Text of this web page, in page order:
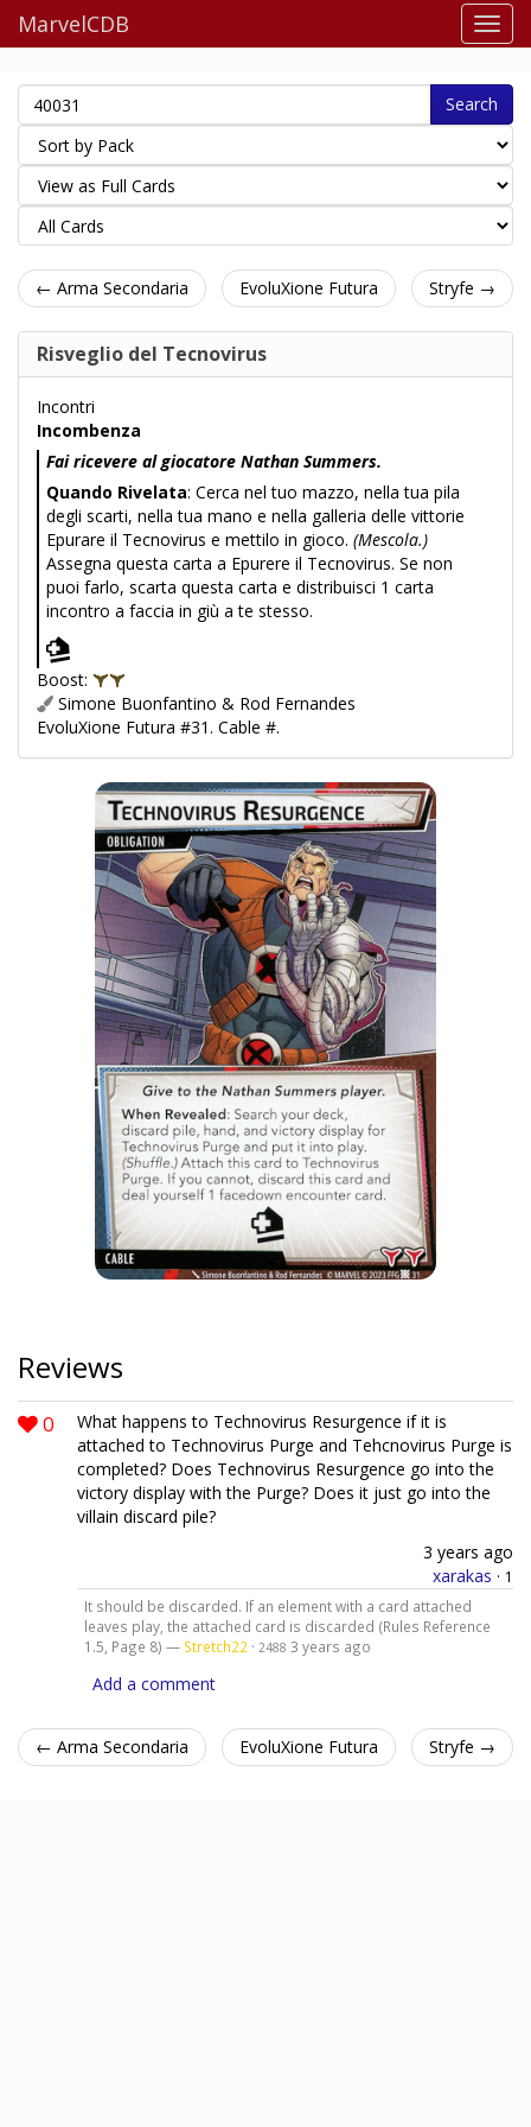
MarvelCDB
Search
← Arma Secondaria EvoluXione Futura Stryfe →
Risveglio del Tecnovirus
Incontri
Incombenza
Fai ricevere al giocatore Nathan Summers.
Quando Rivelata: Cerca nel tuo mazzo, nella tua pila
degli scarti, nella tua mano e nella galleria delle vittorie
Epurare il Tecnovirus e mettilo in gioco. (Mescola.)
Assegna questa carta a Epurere il Tecnovirus. Se non
puoi farlo, scarta questa carta e distribuisci 1 carta
incontro a faccia in giù a te stesso.
Boost:
Simone Buonfantino & Rod Fernandes
EvoluXione Futura #31. Cable #.
Reviews
0
What happens to Technovirus Resurgence if it is
attached to Technovirus Purge and Tehcnovirus Purge is
completed? Does Technovirus Resurgence go into the
victory display with the Purge? Does it just go into the
villain discard pile?
3 years ago
xarakas · 1
It should be discarded. If an element with a card attached
leaves play, the attached card is discarded (Rules Reference
1.5, Page 8) — Stretch22 · 2488 3 years ago
Add a comment
← Arma Secondaria EvoluXione Futura Stryfe →